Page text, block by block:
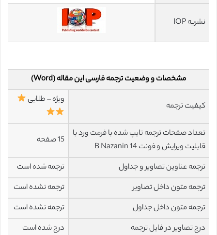
نشریه IOP
مشخصات و وضعیت ترجمه فارسی این مقاله (Word)
کیفیت ترجمه
ویژه – طلایی
تعداد صفحات ترجمه تایپ شده با فرمت ورد با
قابلیت ویرایش و فونت 14 B Nazanin
15 صفحه
ترجمه عناوین تصاویر و جداول
ترجمه شده است
ترجمه متون داخل تصاویر
ترجمه نشده است
ترجمه متون داخل جداول
ترجمه نشده است
درج تصاویر در فایل ترجمه
درج شده است